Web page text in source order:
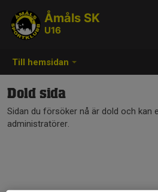
Till hemsidan
Åmåls SK
U16
Dold sida
Sidan du försöker nå är dold och kan
administratörer.